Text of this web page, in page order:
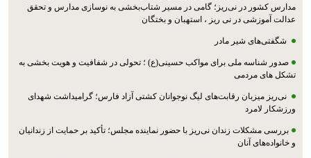
مدارس کشور در نی‌ریز؛ گامی در مسیر شتاب‌بخشی به نوسازی مدارس و تحقق
عدالت آموزشی در نی ریز ، استهبان و بختگان
شگفتی‌های شیر مادر
صدور شناسه ملی برای مواکب حسینی(ع) ؛ تحولی در شفافیت و هویت بخشی به
تشکل های مردمی
نی‌ریز میزبان رقابت‌های لیگ نوجوانان کشتی آزاد فارس؛ گرامیداشت شهدای
ورزشکار لامرد
بررسی مشکلات زندان نی‌ریز با حضور نماینده مجلس؛ تأکید بر حمایت از زندانیان
و خانواده‌های آنان